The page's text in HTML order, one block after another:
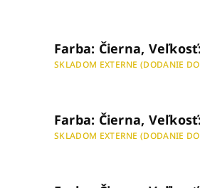
Farba: Čierna,
SKLADOM EXTERNE (DODANIE
Farba: Čierna,
SKLADOM EXTERNE (DODANIE